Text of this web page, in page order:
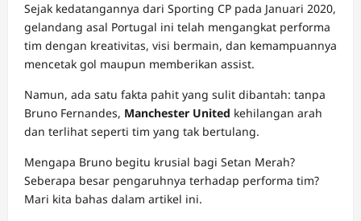
Sejak kedatangannya dari Sporting CP pada Januari 2020,
gelandang asal Portugal ini telah mengangkat performa
tim dengan kreativitas, visi bermain, dan kemampuannya
mencetak gol maupun memberikan assist.
Namun, ada satu fakta pahit yang sulit dibantah: tanpa
Bruno Fernandes, Manchester United kehilangan arah
dan terlihat seperti tim yang tak bertulang.
Mengapa Bruno begitu krusial bagi Setan Merah?
Seberapa besar pengaruhnya terhadap performa tim?
Mari kita bahas dalam artikel ini.